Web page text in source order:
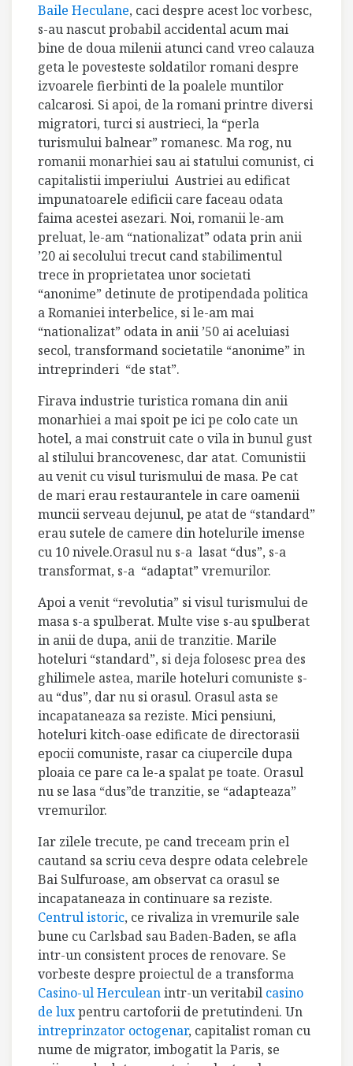
Baile Heculane, caci despre acest loc vorbesc,
s-au nascut probabil accidental acum mai
bine de doua milenii atunci cand vreo calauza
geta le povesteste soldatilor romani despre
izvoarele fierbinti de la poalele muntilor
calcarosi. Si apoi, de la romani printre diversi
migratori, turci si austrieci, la “perla
turismului balnear” romanesc. Ma rog, nu
romanii monarhiei sau ai statului comunist, ci
capitalistii imperiului Austriei au edificat
impunatoarele edificii care faceau odata
faima acestei asezari. Noi, romanii le-am
preluat, le-am “nationalizat” odata prin anii
’20 ai secolului trecut cand stabilimentul
trece in proprietatea unor societati
“anonime” detinute de protipendada politica
a Romaniei interbelice, si le-am mai
“nationalizat” odata in anii ’50 ai aceluiasi
secol, transformand societatile “anonime” in
intreprinderi “de stat”.
Firava industrie turistica romana din anii
monarhiei a mai spoit pe ici pe colo cate un
hotel, a mai construit cate o vila in bunul gust
al stilului brancovenesc, dar atat. Comunistii
au venit cu visul turismului de masa. Pe cat
de mari erau restaurantele in care oamenii
muncii serveau dejunul, pe atat de “standard”
erau sutele de camere din hotelurile imense
cu 10 nivele.Orasul nu s-a lasat “dus”, s-a
transformat, s-a “adaptat” vremurilor.
Apoi a venit “revolutia” si visul turismului de
masa s-a spulberat. Multe vise s-au spulberat
in anii de dupa, anii de tranzitie. Marile
hoteluri “standard”, si deja folosesc prea des
ghilimele astea, marile hoteluri comuniste s-
au “dus”, dar nu si orasul. Orasul asta se
incapataneaza sa reziste. Mici pensiuni,
hoteluri kitch-oase edificate de directorasii
epocii comuniste, rasar ca ciupercile dupa
ploaia ce pare ca le-a spalat pe toate. Orasul
nu se lasa “dus”de tranzitie, se “adapteaza”
vremurilor.
Iar zilele trecute, pe cand treceam prin el
cautand sa scriu ceva despre odata celebrele
Bai Sulfuroase, am observat ca orasul se
incapataneaza in continuare sa reziste.
Centrul istoric, ce rivaliza in vremurile sale
bune cu Carlsbad sau Baden-Baden, se afla
intr-un consistent proces de renovare. Se
vorbeste despre proiectul de a transforma
Casino-ul Herculeanintr-un veritabil casino
de luxpentru cartoforii de pretutindeni. Un
intreprinzator octogenar, capitalist roman cu
nume de migrator, imbogatit la Paris, se